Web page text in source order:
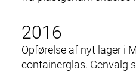
2016
Opførelse af nyt lager i
containerglas. Genvalg